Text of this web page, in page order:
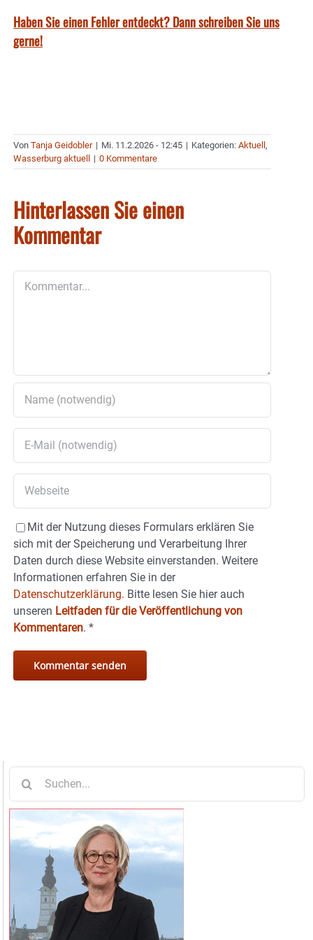
Haben Sie einen Fehler entdeckt? Dann schreiben Sie uns
gerne!
Von Tanja Geidobler | Mi. 11.2.2026 - 12:45 | Kategorien: Aktuell ,
Wasserburg aktuell
| 0 Kommentare
Hinterlassen Sie einen
Kommentar
Mit der Nutzung dieses Formulars erklären Sie
sich mit der Speicherung und Verarbeitung Ihrer
Daten durch diese Website einverstanden. Weitere
Informationen erfahren Sie in der
Datenschutzerklärung. Bitte lesen Sie hier auch
unseren Leitfaden für die Veröffentlichung von
Kommentaren. *
nach: